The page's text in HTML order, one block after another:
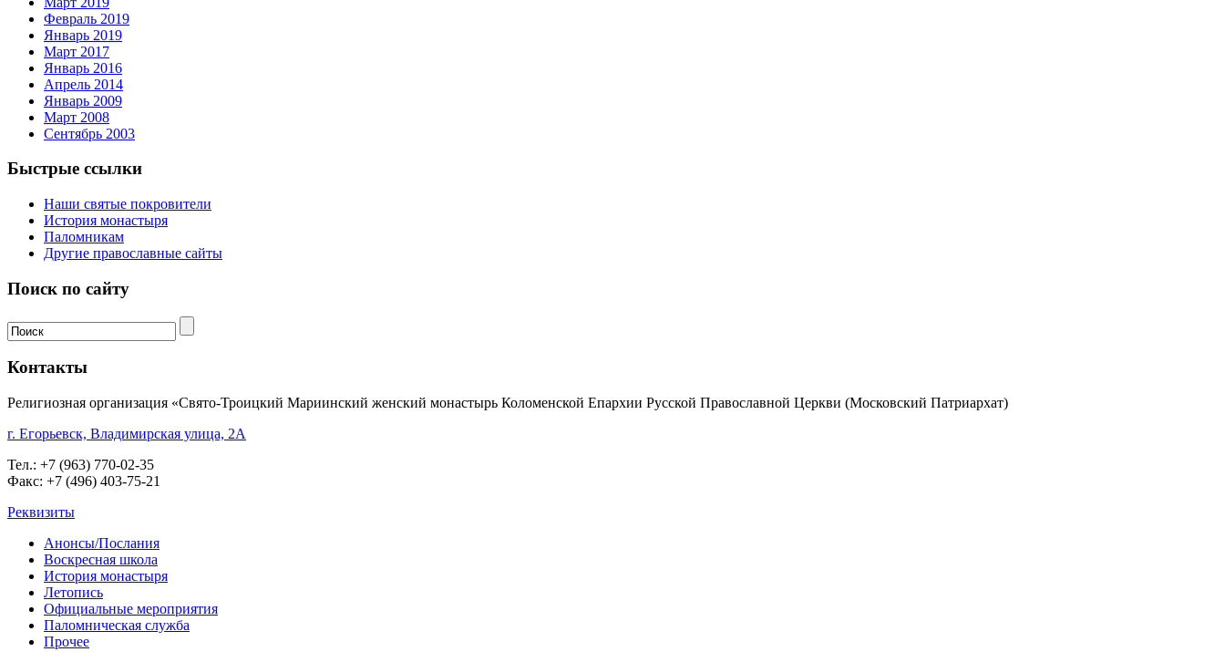
Февраль 2019
Январь 2019
Март 2017
Январь 2016
Апрель 2014
Январь 2009
Март 2008
Сентябрь 2003
Быстрые ссылки
Наши святые покровители
История монастыря
Паломникам
Другие православные сайты
Поиск по сайту
Контакты
Религиозная организация «Свято-Троицкий Мариинский женский монастырь Коломенской Епархии Русской Православной Церкви (Московский Патриархат)
г. Егорьевск, Владимирская улица, 2А
Тел.: +7 (963) 770-02-35
Факс: +7 (496) 403-75-21
Реквизиты
Анонсы/Послания
Воскресная школа
История монастыря
Летопись
Официальные мероприятия
Паломническая служба
Прочее